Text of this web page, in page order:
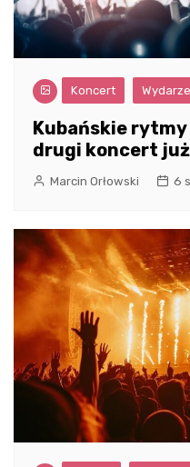
Koncert
Kubańskie
drugi koncert
Marcin Orłowski 6